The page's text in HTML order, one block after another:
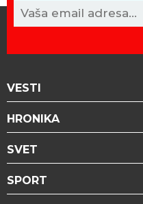
VESTI
HRONIKA
SVET
SPORT